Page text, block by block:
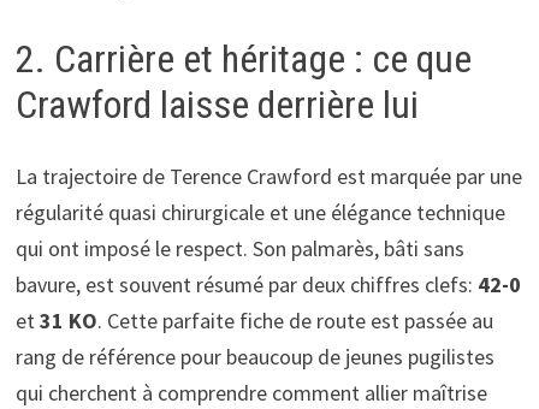
2. Carrière et héritage : ce que
Crawford laisse derrière lui
La trajectoire de Terence Crawford est marquée par une
régularité quasi chirurgicale et une élégance technique
qui ont imposé le respect. Son palmarès, bâti sans
bavure, est souvent résumé par deux chiffres clefs: 42-0
et31 KO. Cette parfaite fiche de route est passée au
rang de référence pour beaucoup de jeunes pugilistes
qui cherchent à comprendre comment allier maîtrise